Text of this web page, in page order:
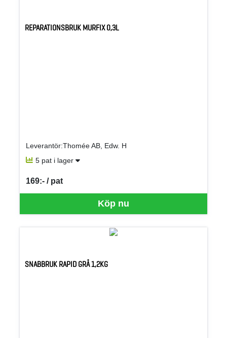
REPARATIONSBRUK MURFIX 0,3L
Leverantör:Thomée AB, Edw. H
5 pat i lager
Köp nu
169:- / pat
SEK per PAT
SNABBRUK RAPID GRÅ 1,2KG